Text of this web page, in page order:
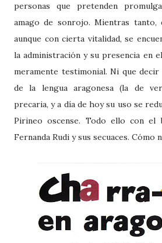
personas que pretenden
amago de sonrojo. Mientras tanto,
aunque con cierta vitalidad, se
la administración y su presencia en
meramente testimonial. Ni que
de la lengua aragonesa (la de
precaria, y a día de hoy su uso se
Pirineo oscense. Todo ello con el
Fernanda Rudi y sus secuaces. Cómo